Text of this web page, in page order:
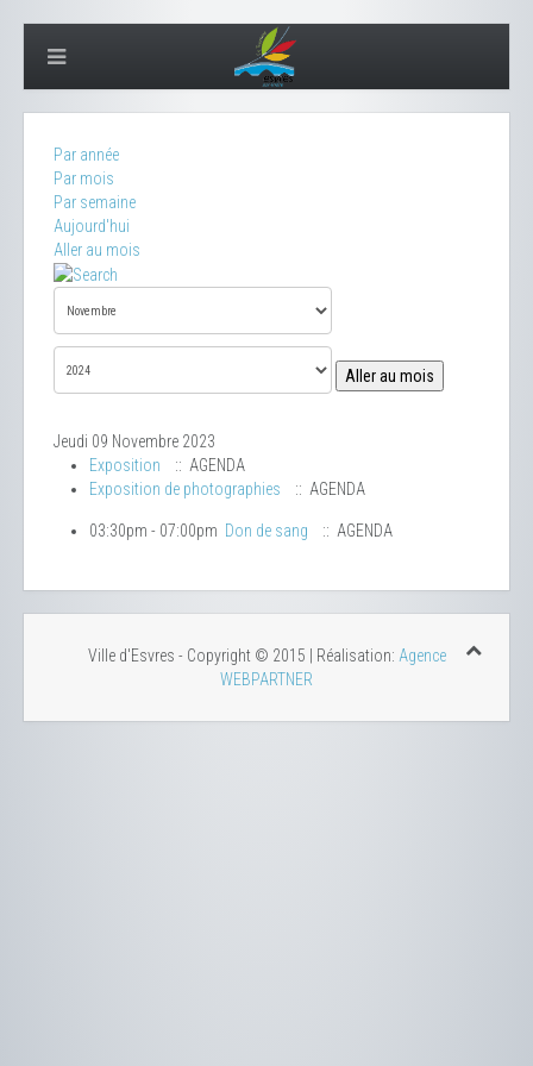
Par année
Par mois
Par semaine
Aujourd'hui
Aller au mois
Aller au mois
Jeudi 09 Novembre 2023
Exposition
:: AGENDA
Exposition de photographies
:: AGENDA
03:30pm - 07:00pm Don de sang :: AGENDA
Ville d'Esvres - Copyright © 2015 | Réalisation: Agence
WEBPARTNER